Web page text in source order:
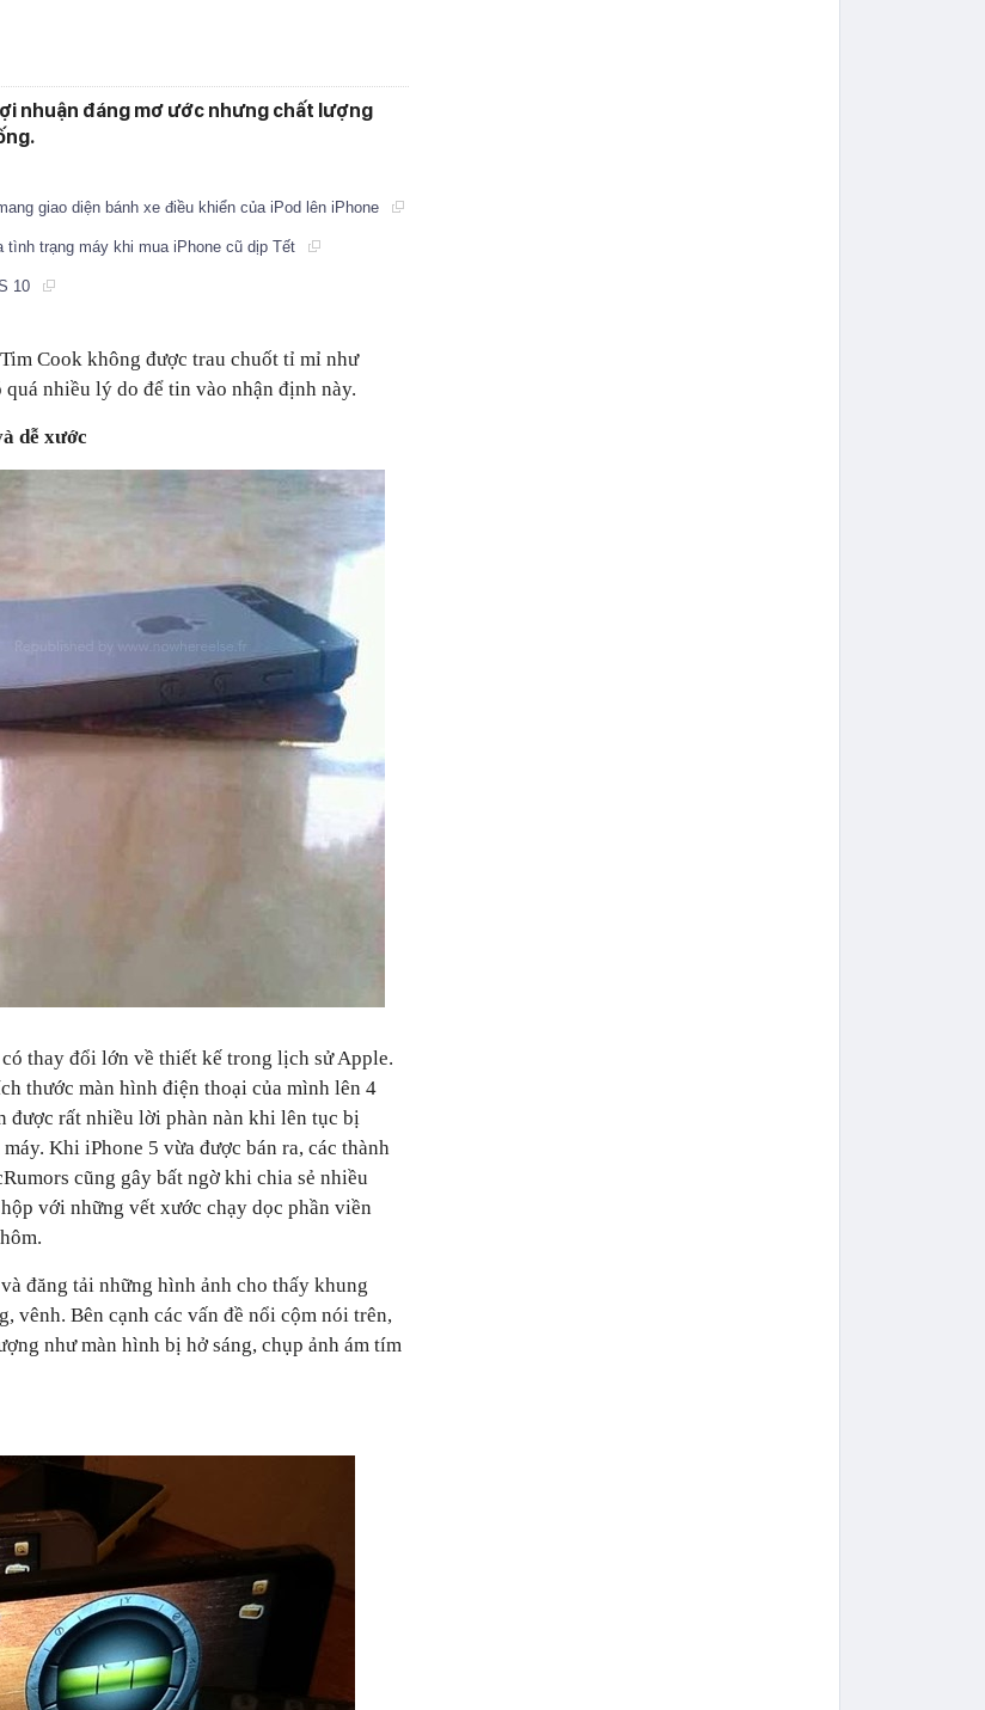
nhuận đáng mơ ước nhưng chất lượng
giao diện bánh xe điều khiển của iPod lên iPhone
trạng máy khi mua iPhone cũ dịp Tết
10
Cook không được trau chuốt tỉ mỉ như
nhiều lý do để tin vào nhận định này.
dễ xước
thay đổi lớn về thiết kế trong lịch sử Apple.
thước màn hình điện thoại của mình lên 4
được rất nhiều lời phàn nàn khi lên tục bị
Khi iPhone 5 vừa được bán ra, các thành
cũng gây bất ngờ khi chia sẻ nhiều
với những vết xước chạy dọc phần viền
đăng tải những hình ảnh cho thấy khung
vênh. Bên cạnh các vấn đề nổi cộm nói trên,
như màn hình bị hở sáng, chụp ảnh ám tím